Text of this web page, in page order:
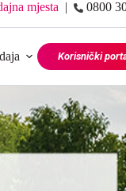
mjesta | 0800
Više
Korisnički